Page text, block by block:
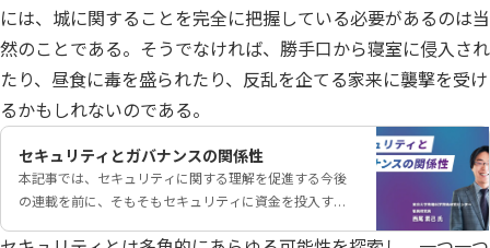
には、城に関することを完全に把握している必要があるのは当
然のことである。そうでなければ、勝手口から寝室に侵入され
たり、昼食に毒を盛られたり、反乱を企てる家来に襲撃を受け
るかもしれないのである。
セキュリティとガバナンスの関係性
本記事では、セキュリティに関する理解を促進する今後
の連載を前に、そもそもセキュリティに資金を投入する